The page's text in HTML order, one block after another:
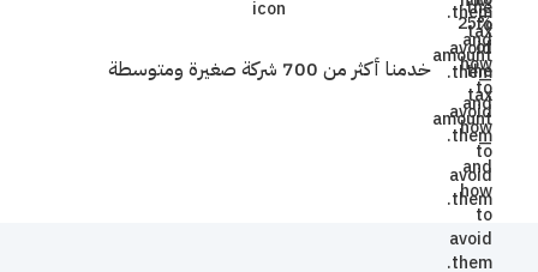
خدمنا أكثر من 700 شركة صغيرة ومتوسطة